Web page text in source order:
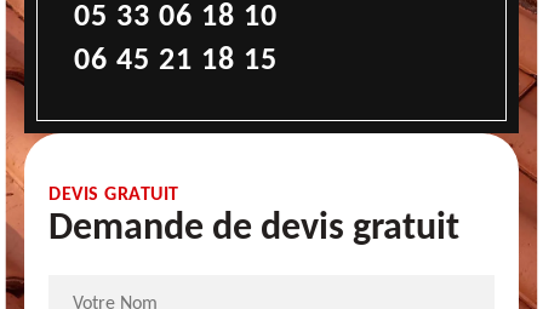
05 33 06 18 10
06 45 21 18 15
DEVIS GRATUIT
Demande de devis gratuit